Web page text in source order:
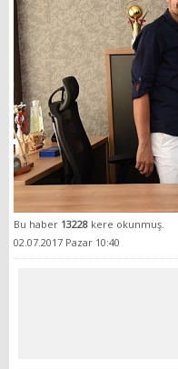
Bu haber 13228 kere okunmuş.
02.07.2017 Pazar 10:40